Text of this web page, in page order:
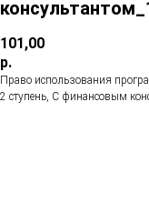
101,00
р.
Право использования
2 ступень, С финансовым